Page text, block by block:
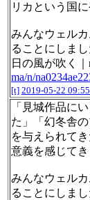
リカという国に
みんなウェル
ることにしま
日の風が吹く｜
ma/n/
[t] 2019-05-22
「見城作品に
た」「幻冬舎
を与えられて
意義を感じてき
みんなウェル
ることにしま